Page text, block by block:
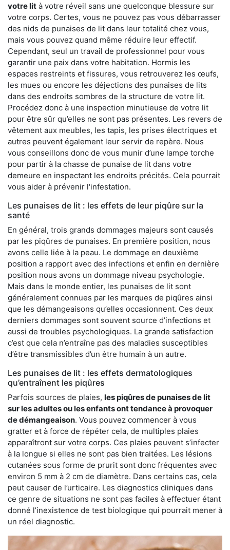
votre lit à votre réveil sans une quelconque blessure sur
votre corps. Certes, vous ne pouvez pas vous débarrasser
des nids de punaises de lit dans leur totalité chez vous,
mais vous pouvez quand même réduire leur effectif.
Cependant, seul un travail de professionnel pour vous
garantir une paix dans votre habitation. Hormis les
espaces restreints et fissures, vous retrouverez les œufs,
les mues ou encore les déjections des punaises de lits
dans des endroits sombres de la structure de votre lit.
Procédez donc à une inspection minutieuse de votre lit
pour être sûr qu’elles ne sont pas présentes. Les revers de
vêtement aux meubles, les tapis, les prises électriques et
autres peuvent également leur servir de repère. Nous
vous conseillons donc de vous munir d’une lampe torche
pour partir à la chasse de punaise de lit dans votre
demeure en inspectant les endroits précités. Cela pourrait
vous aider à prévenir l'infestation.
Les punaises de lit : les effets de leur piqûre sur la
santé
En général, trois grands dommages majeurs sont causés
par les piqûres de punaises. En première position, nous
avons celle liée à la peau. Le dommage en deuxième
position a rapport avec des infections et enfin en dernière
position nous avons un dommage niveau psychologie.
Mais dans le monde entier, les punaises de lit sont
généralement connues par les marques de piqûres ainsi
que les démangeaisons qu’elles occasionnent. Ces deux
derniers dommages sont souvent source d’infections et
aussi de troubles psychologiques. La grande satisfaction
c’est que cela n’entraîne pas des maladies susceptibles
d’être transmissibles d’un être humain à un autre.
Les punaises de lit : les effets dermatologiques
qu’entraînent les piqûres
Parfois sources de plaies, les piqûres de punaises de lit
sur les adultes ou les enfants ont tendance à provoquer
de démangeaison. Vous pouvez commencer à vous
gratter et à force de répéter cela, de multiples plaies
apparaîtront sur votre corps. Ces plaies peuvent s’infecter
à la longue si elles ne sont pas bien traitées. Les lésions
cutanées sous forme de prurit sont donc fréquentes avec
environ 5 mm à 2 cm de diamètre. Dans certains cas, cela
peut causer de l’urticaire. Les diagnostics cliniques dans
ce genre de situations ne sont pas faciles à effectuer étant
donné l’inexistence de test biologique qui pourrait mener à
un réel diagnostic.